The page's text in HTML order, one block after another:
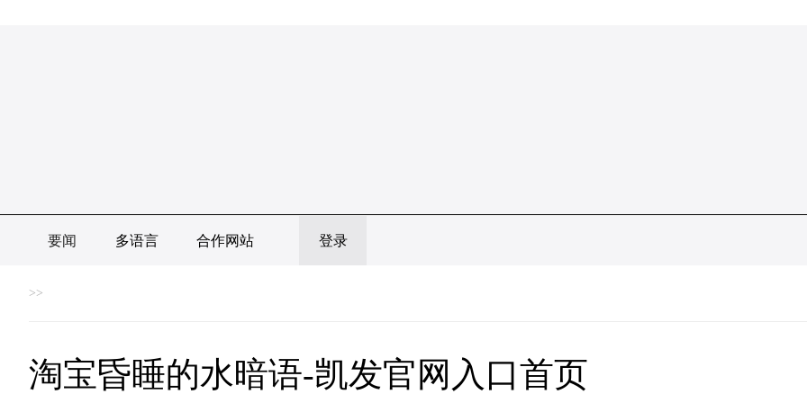
要闻 多语言 合作网站 登录
>>
淘宝昏睡的水暗语-凯发官网入口首页